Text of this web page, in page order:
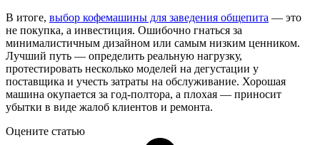
В итоге, выбор кофемашины для заведения общепита — это
не покупка, а инвестиция. Ошибочно гнаться за
минималистичным дизайном или самым низким ценником.
Лучший путь — определить реальную нагрузку,
протестировать несколько моделей на дегустации у
поставщика и учесть затраты на обслуживание. Хорошая
машина окупается за год-полтора, а плохая — приносит
убытки в виде жалоб клиентов и ремонта.
Оцените статью